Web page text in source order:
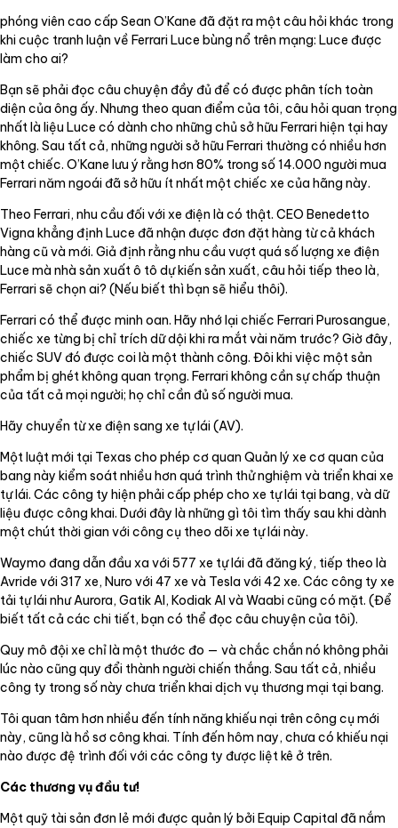
phóng viên cao cấp Sean O’Kane đã đặt ra một câu hỏi khác trong
khi cuộc tranh luận về Ferrari Luce bùng nổ trên mạng: Luce được
làm cho ai?
Bạn sẽ phải đọc câu chuyện đầy đủ để có được phân tích toàn
diện của ông ấy. Nhưng theo quan điểm của tôi, câu hỏi quan trọng
nhất là liệu Luce có dành cho những chủ sở hữu Ferrari hiện tại hay
không. Sau tất cả, những người sở hữu Ferrari thường có nhiều hơn
một chiếc. O’Kane lưu ý rằng hơn 80% trong số 14.000 người mua
Ferrari năm ngoái đã sở hữu ít nhất một chiếc xe của hãng này.
Theo Ferrari, nhu cầu đối với xe điện là có thật. CEO Benedetto
Vigna khẳng định Luce đã nhận được đơn đặt hàng từ cả khách
hàng cũ và mới. Giả định rằng nhu cầu vượt quá số lượng xe điện
Luce mà nhà sản xuất ô tô dự kiến sản xuất, câu hỏi tiếp theo là,
Ferrari sẽ chọn ai? (Nếu biết thì bạn sẽ hiểu thôi).
Ferrari có thể được minh oan. Hãy nhớ lại chiếc Ferrari Purosangue,
chiếc xe từng bị chỉ trích dữ dội khi ra mắt vài năm trước? Giờ đây,
chiếc SUV đó được coi là một thành công. Đôi khi việc một sản
phẩm bị ghét không quan trọng. Ferrari không cần sự chấp thuận
của tất cả mọi người; họ chỉ cần đủ số người mua.
Hãy chuyển từ xe điện sang xe tự lái (AV).
Một luật mới tại Texas cho phép cơ quan Quản lý xe cơ quan của
bang này kiểm soát nhiều hơn quá trình thử nghiệm và triển khai xe
tự lái. Các công ty hiện phải cấp phép cho xe tự lái tại bang, và dữ
liệu được công khai. Dưới đây là những gì tôi tìm thấy sau khi dành
một chút thời gian với công cụ theo dõi xe tự lái này.
Waymo đang dẫn đầu xa với 577 xe tự lái đã đăng ký, tiếp theo là
Avride với 317 xe, Nuro với 47 xe và Tesla với 42 xe. Các công ty xe
tải tự lái như Aurora, Gatik AI, Kodiak AI và Waabi cũng có mặt. (Để
biết tất cả các chi tiết, bạn có thể đọc câu chuyện của tôi).
Quy mô đội xe chỉ là một thước đo — và chắc chắn nó không phải
lúc nào cũng quy đổi thành người chiến thắng. Sau tất cả, nhiều
công ty trong số này chưa triển khai dịch vụ thương mại tại bang.
Tôi quan tâm hơn nhiều đến tính năng khiếu nại trên công cụ mới
này, cũng là hồ sơ công khai. Tính đến hôm nay, chưa có khiếu nại
nào được đệ trình đối với các công ty được liệt kê ở trên.
Các thương vụ đầu tư!
Một quỹ tài sản đơn lẻ mới được quản lý bởi Equip Capital đã nắm